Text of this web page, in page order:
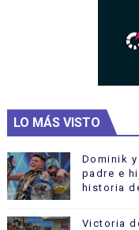
LO MÁS VISTO
Dominik
padre e
historia
Victoria